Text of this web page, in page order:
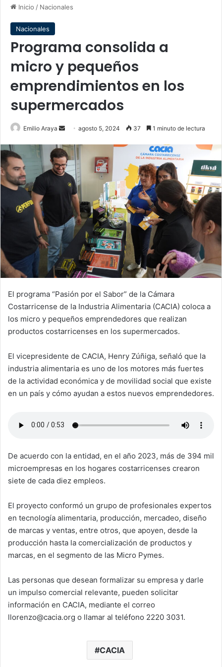
Inicio / Nacionales
Nacionales
Programa consolida a
micro y pequeños
emprendimientos en los
supermercados
Emilio Araya
Send
email
agosto 5, 2024 37 1 minuto de lectura
El programa “Pasión por el Sabor” de la Cámara
Costarricense de la Industria Alimentaria (CACIA) coloca a
los micro y pequeños emprendedores que realizan
productos costarricenses en los supermercados.
El vicepresidente de CACIA, Henry Zúñiga, señaló que la
industria alimentaria es uno de los motores más fuertes
de la actividad económica y de movilidad social que existe
en un país y cómo ayudan a estos nuevos emprendedores.
De acuerdo con la entidad, en el año 2023, más de 394 mil
microempresas en los hogares costarricenses crearon
siete de cada diez empleos.
El proyecto conformó un grupo de profesionales expertos
en tecnología alimentaria, producción, mercadeo, diseño
de marcas y ventas, entre otros, que apoyen, desde la
producción hasta la comercialización de productos y
marcas, en el segmento de las Micro Pymes.
Las personas que desean formalizar su empresa y darle
un impulso comercial relevante, pueden solicitar
información en CACIA, mediante el correo
llorenzo@cacia.org o llamar al teléfono 2220 3031.
CACIA